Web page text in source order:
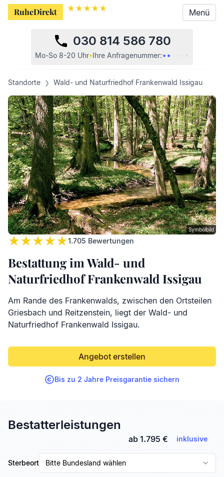
RuheDirekt Menü
030 814 586 780
Mo-So 8-20 Uhr•Ihre Anfragenummer:• •
RuheDirekt Menü
Standorte Wald- und Naturfriedhof Frankenwald Issigau
1.705 Bewertungen
Bestattung im Wald- und
Naturfriedhof Frankenwald Issigau
Am Rande des Frankenwalds, zwischen den Ortsteilen
Griesbach und Reitzenstein, liegt der Wald- und
Naturfriedhof Frankenwald Issigau.
Angebot erstellen
Bis zu 2 Jahre Preisgarantie sichern
Symbolbild
Bestatterleistungen
ab 1.795 € inklusive
Sterbeort Bitte Bundesland wählen